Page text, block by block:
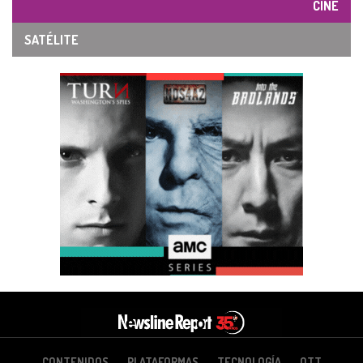
CINE
SATÉLITE